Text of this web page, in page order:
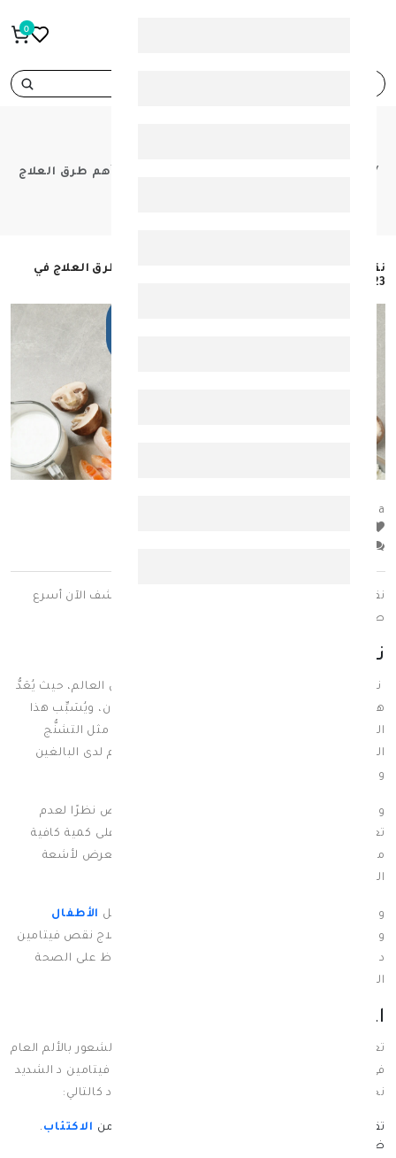
0
نقص فيتامين د - الأعراض والمضاعفات وأهم طرق العلاج
نقص فيتامين د - الأعراض والمضاعفات وأهم طرق العلاج في
2023
esraa
نقص فيتامين د يسبب مشاكل صحية خطيرة، اكتشف الآن أسرع
طرق العلاج وتجنّب المضاعفات.
نقص فيتامين د
نقص فيتامين د من الحالات المرضية المنتشرة في العالم، حيث يُعَدُّ
هذا الفيتامين من العناصر الأساسية لصحة الإنسان، ويُسَبِّب هذا
النقص لـ Vitamin d العديد من المشكلات الصحية مثل التشنُّج
العضلي وضعف العظام وآلامها، وهشاشة العظام لدى البالغين
والكساح في الأطفال.
وللأسف فإن الكثير من الناس يعانون من هذا النقص نظرًا لعدم
تعرضهم لأشعة الشمس بشكل كافٍ، وللحصول على كمية كافية
من
يمكن تناول الأطعمة الغنية به والتعرض لأشعة
الشمس لمدة قصيرة كل يوم.
ويجب على الفئات الأكثر عرضة لنقص فيتامين د مثل الأطفال
والنساء الحوامل وكبار السن، الحرص على تناول علاج نقص فيتامين
د من الصيدليات مثل صيدلية سبيريت وذلك للحفاظ على الصحة
العامة للجسم.
اعراض نقص فيتامين د
تعتبر الأعراض الأكثر شيوعًا لنقص فيتامين D هي الشعور بالألم العام
في الجسم والإرهاق المستمر، ولكن في حالة نقص فيتامين د الشديد
نجد أن المشكلات الصحية واعراض نقص فيتامين د كالتالي:
تقلب المزاج وفي الحالات الشديدة يمكن أن يعانوا من الاكتئاب .
ضعف العضلات، آلام المفاصل وآلام الظهر.